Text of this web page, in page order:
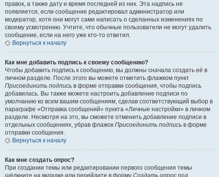
правок, а также дату и время последней из них. Эта надпись не
появляется, если сообщение редактировал администратор или
модератор, хотя они могут сами написать о сделанных изменениях по
своему усмотрению. Учтите, что обычные пользователи не могут удалить
сообщение, если на него уже кто-то ответил.
Вернуться к началу
Как мне добавить подпись к своему сообщению?
Чтобы добавить подпись к сообщению, вы должны сначала создать её в
личном разделе. После этого вы можете отметить флажком пункт
Присоединить подпись в форме отправки сообщения, чтобы подпись
добавилась. Вы также можете настроить добавление подписи по
умолчанию ко всем вашим сообщениям, сделав соответствующий выбор в
параграфе «Отправка сообщений» пункта «Личные настройки» в личном
разделе. Несмотря на это, вы сможете отменить добавление подписи в
отдельных сообщениях, убрав флажок Присоединить подпись в форме
отправки сообщения.
Вернуться к началу
Как мне создать опрос?
При создании темы или редактировании первого сообщения темы
щёлкните на вкладке или перейдите в форму Создать опрос под